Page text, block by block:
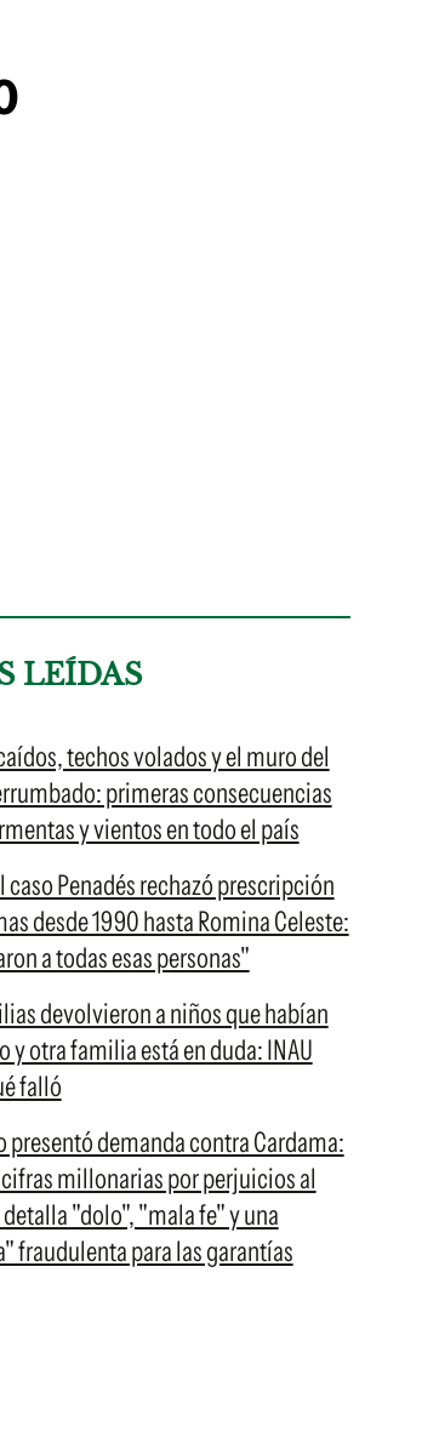
LEÍDAS
techos volados y el muro del
primeras consecuencias
y vientos en todo el país
caso Penadés rechazó prescripción
desde 1990 hasta Romina Celeste:
a todas esas personas"
devolvieron a niños que habían
y otra familia está en duda: INAU
falló
presentó demanda contra Cardama:
millonarias por perjuicios al
detalla "dolo", "mala fe" y una
fraudulenta para las garantías